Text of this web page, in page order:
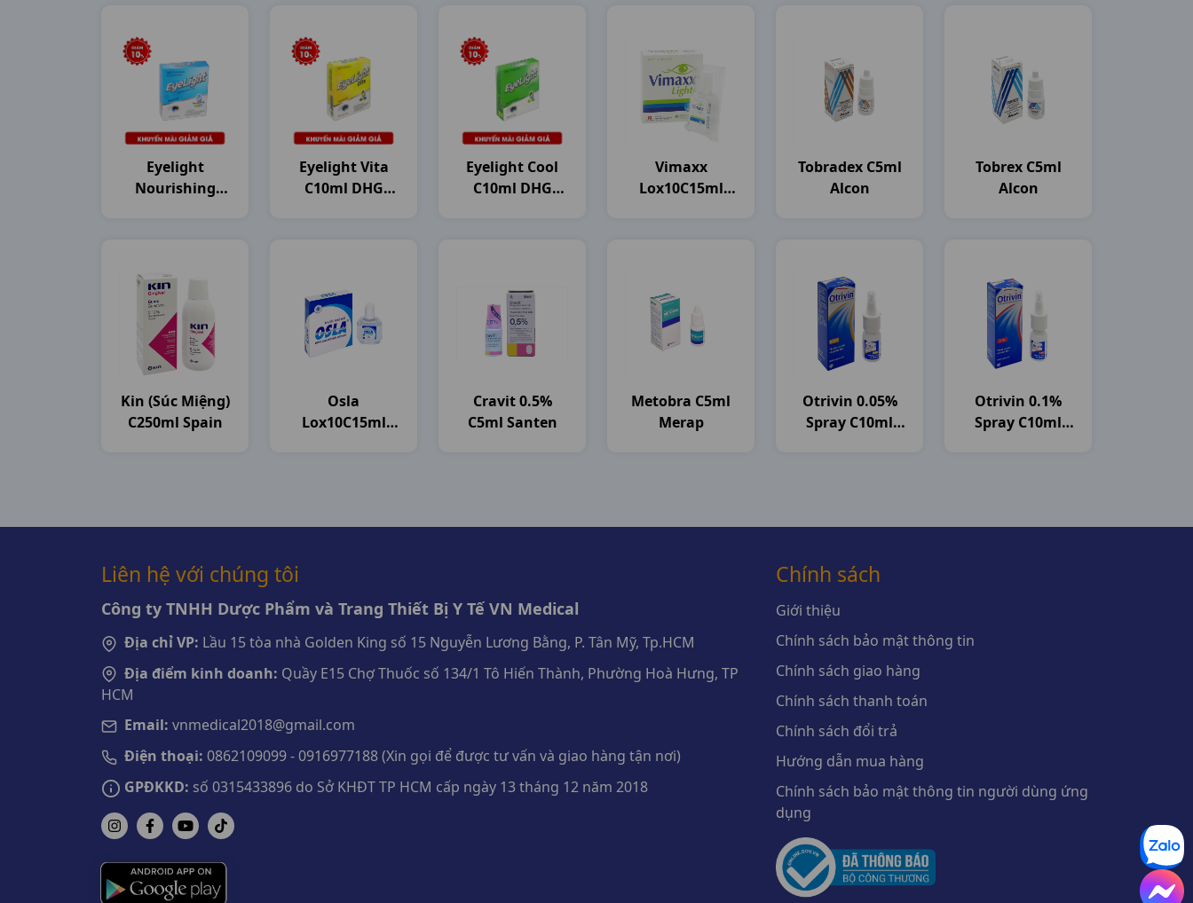
Eyelight
Nourishing
Eyelight Vita
C10ml DHG
Eyelight Cool
C10ml DHG
Vimaxx
Lox10C15ml
Tobradex C5ml
Alcon
Tobrex C5ml
Alcon
Kin (súc Miệng)
C250ml Spain
Osla
Lox10C15ml
Cravit 0.5%
C5ml Santen
Metobra C5ml
Merap
Otrivin 0.05%
Spray C10ml
Otrivin 0.1%
Spray C10ml
Liên hệ với chúng tôi
Công ty TNHH Dược Phẩm và Trang Thiết Bị Y Tế VN Medical
Địa chỉ VP: Lầu 15 tòa nhà Golden King số 15 Nguyễn Lương Bằng, P. Tân Mỹ, Tp.HCM
Địa điểm kinh doanh: Quầy E15 Chợ Thuốc số 134/1 Tô Hiến Thành, Phường Hoà Hưng, TP
HCM
Email: vnmedical2018@gmail.com
Điện thoại: 0862109099 - 0916977188 (Xin gọi để được tư vấn và giao hàng tận nơi)
GPĐKKD: số 0315433896 do Sở KHĐT TP HCM cấp ngày 13 tháng 12 năm 2018
Chính sách
Giới thiệu
Chính sách bảo mật thông tin
Chính sách giao hàng
Chính sách thanh toán
Chính sách đổi trả
Hướng dẫn mua hàng
Chính sách bảo mật thông tin người dùng ứng
dụng